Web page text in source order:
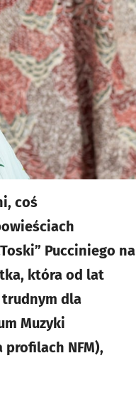
coś
Pucciniego na
która od lat
dla
Muzyki
profilach NFM),